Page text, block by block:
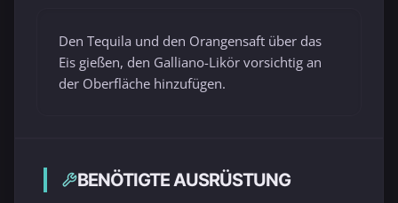
Den Tequila und den Orangensaft über das
Eis gießen, den Galliano-Likör vorsichtig an
der Oberfläche hinzufügen.
BENÖTIGTE AUSRÜSTUNG